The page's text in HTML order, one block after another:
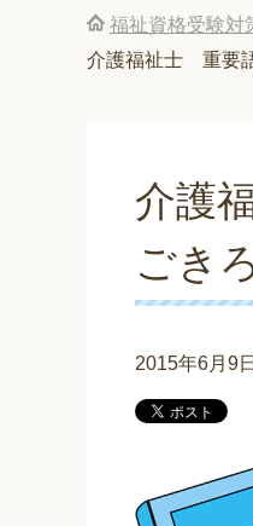
福祉資格受験対
介護福祉士 重要
介護
ごき
2015年6月9日